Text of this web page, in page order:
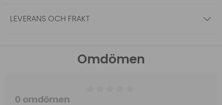
LEVERANS OCH FRAKT
Omdömen
0 omdömen